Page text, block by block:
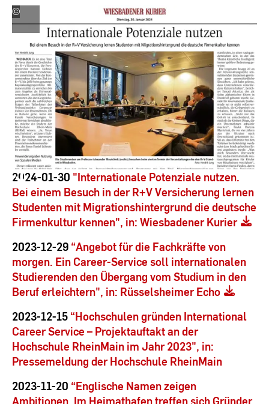
©
CCI
2024-01-30 "Internationale Potenziale nutzen.
Bei einem Besuch in der R+V Versicherung lernen
Studenten mit Migrationshintergrund die deutsche
Firmenkultur kennen", in: Wiesbadener Kurier
2023-12-29 “Angebot für die Fachkräfte von
morgen. Ein Career-Service soll internationalen
Studierenden den Übergang vom Studium in den
Beruf erleichtern", in: Rüsselsheimer Echo
2023-12-15 “Hochschulen gründen International
Career Service – Projektauftakt an der
Hochschule RheinMain im Jahr 2023", in:
Pressemeldung der Hochschule RheinMain
2023-11-20 “Englische Namen zeigen
Ambitionen. Im Heimathafen treffen sich Gründer